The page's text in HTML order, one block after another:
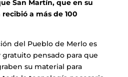
San Martín, que en su
a más de 100
del Pueblo de Merlo es
pensado para que
su material para